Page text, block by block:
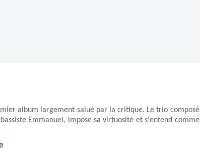
album largement salué par la critique. Le trio composé
Emmanuel, impose sa virtuosité et s'entend comme